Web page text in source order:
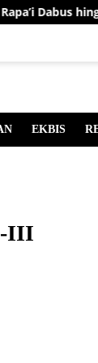
Dabus
EKBIS
III